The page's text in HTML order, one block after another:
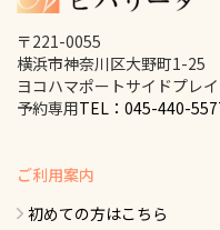
〒221-0055
横浜市神奈川区大野町1-25
ヨコハマポートサイドプレ
予約専用TEL：045-440-
ご利用案内
初めての方はこちら